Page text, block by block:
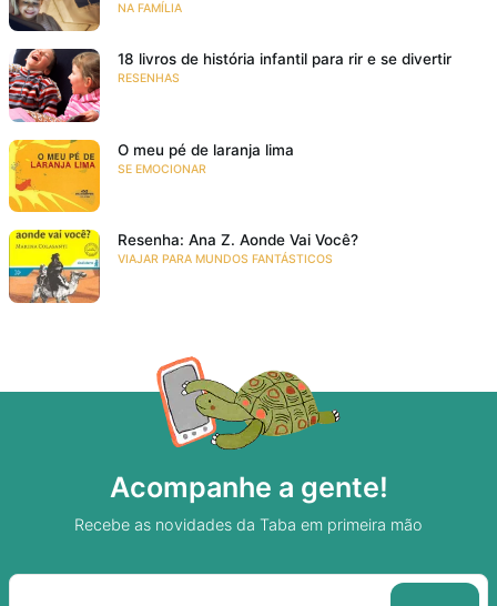
NA FAMÍLIA
18 livros de história infantil para rir e se divertir
RESENHAS
O meu pé de laranja lima
SE EMOCIONAR
Resenha: Ana Z. Aonde Vai Você?
VIAJAR PARA MUNDOS FANTÁSTICOS
Acompanhe a gente!
Recebe as novidades da Taba em primeira mão